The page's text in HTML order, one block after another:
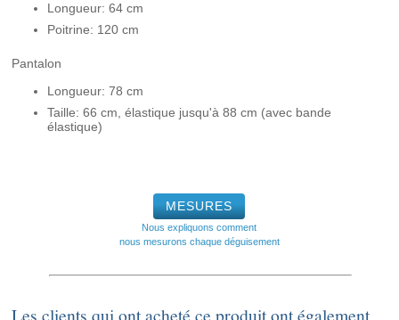
Longueur: 64 cm
Poitrine: 120 cm
Pantalon
Longueur: 78 cm
Taille: 66 cm, élastique jusqu'à 88 cm (avec bande
élastique)
MESURES
Nous expliquons comment
nous mesurons chaque déguisement